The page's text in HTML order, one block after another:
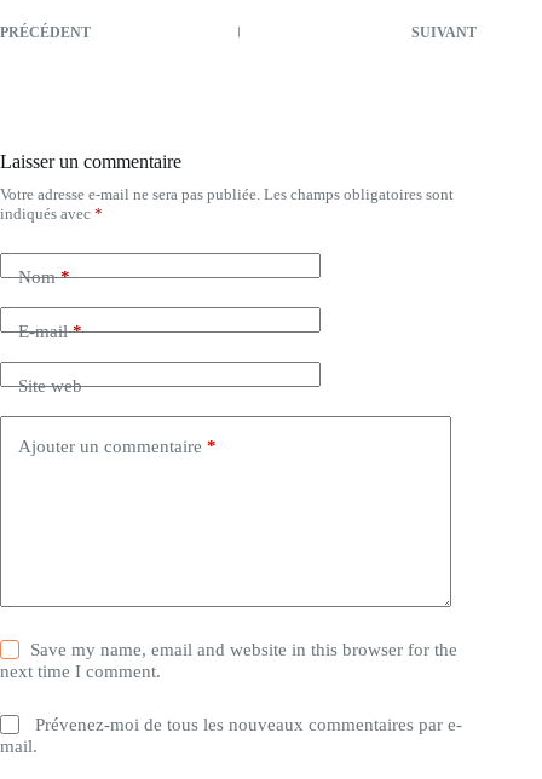
PRÉCÉDENT SUIVANT
Laisser un commentaire
Votre adresse e-mail ne sera pas publiée. Les champs obligatoires sont
indiqués avec *
Nom*
E-mail*
Site web
Ajouter un commentaire *
Save my name, email and website in this browser for the
next time I comment.
Prévenez-moi de tous les nouveaux commentaires par e-
mail.